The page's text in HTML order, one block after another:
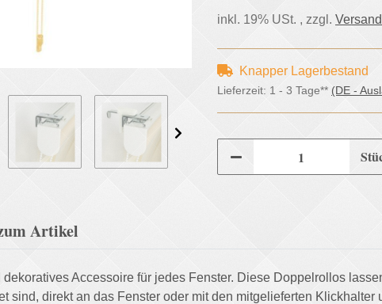
inkl. 19% USt. , zzgl. Versand
Knapper Lagerbestand
Lieferzeit: 1 - 3 Tage** (DE -
Artikel
Accessoire für jedes Fenster. Diese Doppelrollos
sind, direkt an das Fenster oder mit den mitgelieferten